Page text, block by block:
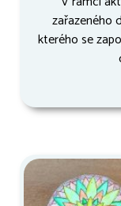
zařazeného
kterého se